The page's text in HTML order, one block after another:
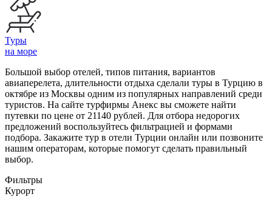
Туры
на море
Большой выбор отелей, типов питания, вариантов
авиаперелета, длительности отдыха сделали туры в Турцию в
октябре из Москвы одним из популярных направлений среди
туристов. На сайте турфирмы Анекс вы сможете найти
путевки по цене от 21140 рублей. Для отбора недорогих
предложений воспользуйтесь фильтрацией и формами
подбора. Закажите тур в отели Турции онлайн или позвоните
нашим операторам, которые помогут сделать правильный
выбор.
Фильтры
Курорт